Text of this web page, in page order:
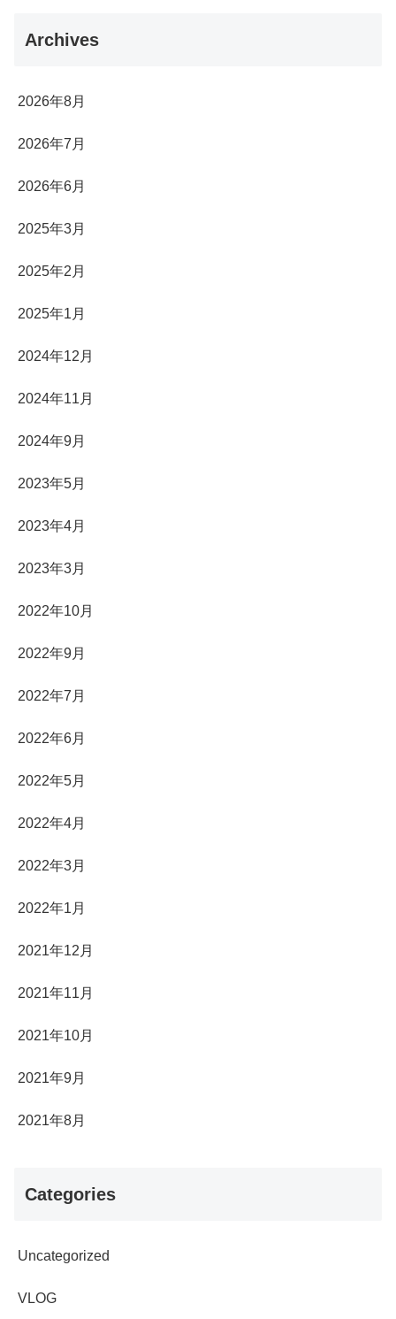
Archives
2026年8月
2026年7月
2026年6月
2025年3月
2025年2月
2025年1月
2024年12月
2024年11月
2024年9月
2023年5月
2023年4月
2023年3月
2022年10月
2022年9月
2022年7月
2022年6月
2022年5月
2022年4月
2022年3月
2022年1月
2021年12月
2021年11月
2021年10月
2021年9月
2021年8月
Categories
Uncategorized
VLOG